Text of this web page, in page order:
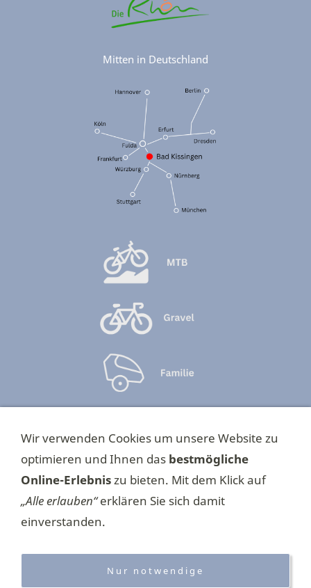
Mitten in Deutschland
Datenschutzerklärung
E-Mail schreiben
Cookies
Bildquellen
Wir verwenden Cookies um unsere Website zu
optimieren und Ihnen das bestmögliche
Online-Erlebniszu bieten. Mit dem Klick auf
„Alle erlauben“erklären Sie sich damit
einverstanden.
Nur notwendige